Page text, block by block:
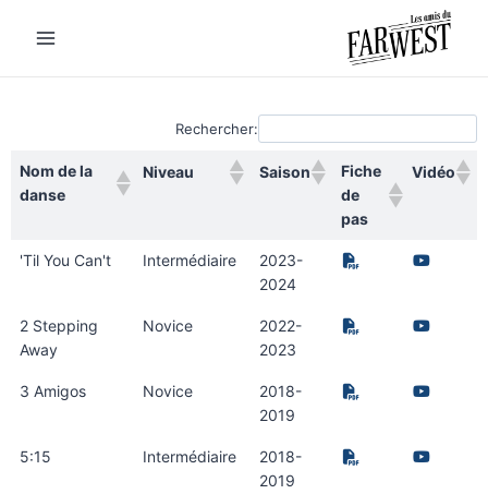
Rechercher:
Nom de la
danse
Niveau Saison
Fiche
de
pas
Vidéo
Nom de la
Niveau Saison
Fiche
de
Vidéo
'Til You Can't Intermédiaire
2023-
2024
2 Stepping
Away
Novice
2022-
2023
3 Amigos Novice
2018-
2019
5:15 Intermédiaire
2018-
2019